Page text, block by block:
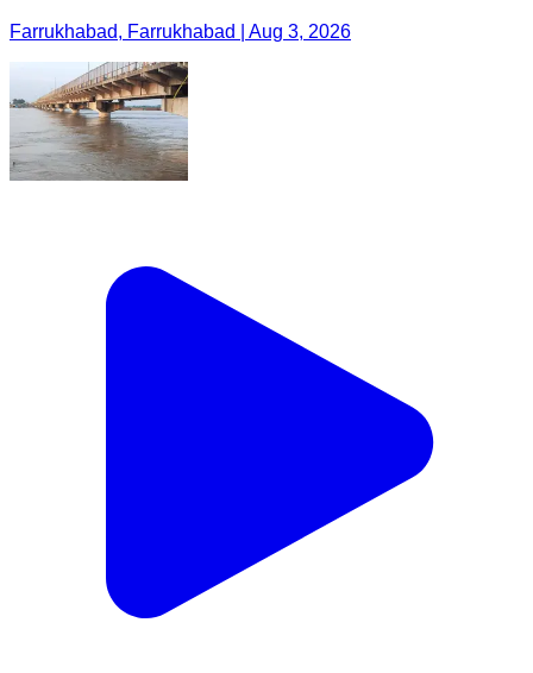
Farrukhabad, Farrukhabad | Aug 3, 2026